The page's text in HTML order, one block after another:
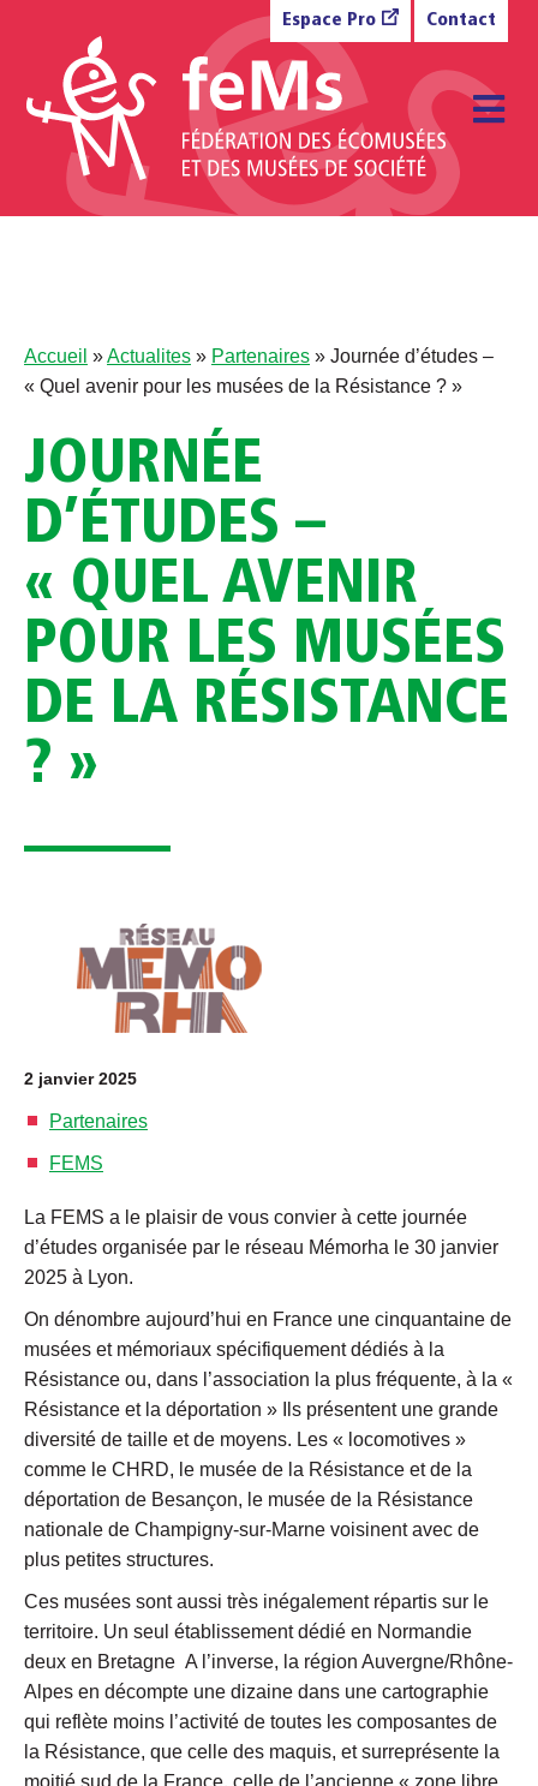
Espace Pro Contact
Accueil »Actualites » Partenaires » Journée d’études –
« Quel avenir pour les musées de la Résistance ? »
JOURNÉE
D’ÉTUDES –
« QUEL AVENIR
POUR LES MUSÉES
DE LA RÉSISTANCE
? »
2 janvier 2025
Partenaires
FEMS
La FEMS a le plaisir de vous convier à cette journée
d’études organisée par le réseau Mémorha le 30 janvier
2025 à Lyon.
On dénombre aujourd’hui en France une cinquantaine de
musées et mémoriaux spécifiquement dédiés à la
Résistance ou, dans l’association la plus fréquente, à la «
Résistance et la déportation » Ils présentent une grande
diversité de taille et de moyens. Les « locomotives »
comme le CHRD, le musée de la Résistance et de la
déportation de Besançon, le musée de la Résistance
nationale de Champigny-sur-Marne voisinent avec de
plus petites structures.
Ces musées sont aussi très inégalement répartis sur le
territoire. Un seul établissement dédié en Normandie
deux en Bretagne A l’inverse, la région Auvergne/Rhône-
Alpes en décompte une dizaine dans une cartographie
qui reflète moins l’activité de toutes les composantes de
la Résistance, que celle des maquis, et surreprésente la
moitié sud de la France, celle de l’ancienne « zone libre